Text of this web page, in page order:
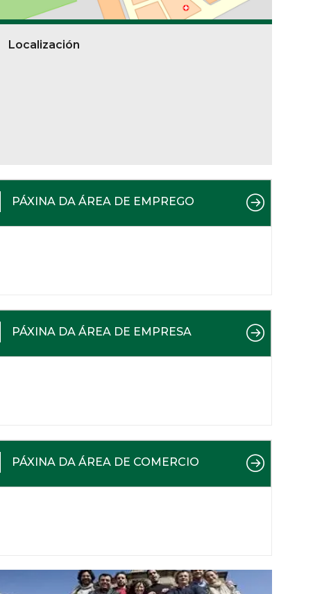
Localización
PÁXINA DA ÁREA DE EMPREGO
PÁXINA DA ÁREA DE EMPRESA
PÁXINA DA ÁREA DE COMERCIO